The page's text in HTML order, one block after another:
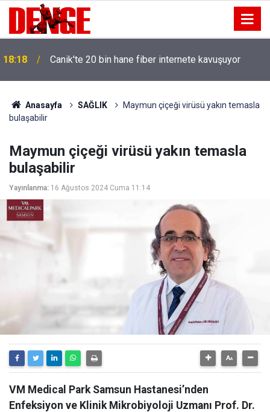
18:18 Canik'te 20 bin hane fiber internete kavuşuyor
Anasayfa SAĞLIK
Maymun çiçeği virüsü yakın temasla
bulaşabilir
Maymun çiçeği virüsü yakın temasla
bulaşabilir
Yayınlanma: 16 Ağustos 2024 Cuma 11:14
VM Medical Park Samsun Hastanesi’nden
Enfeksiyon ve Klinik Mikrobiyoloji Uzmanı Prof. Dr.